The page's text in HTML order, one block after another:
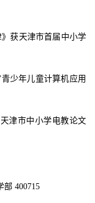
获天津市首届中小学
少年儿童计算机应用
津市中小学电教论文
部 400715